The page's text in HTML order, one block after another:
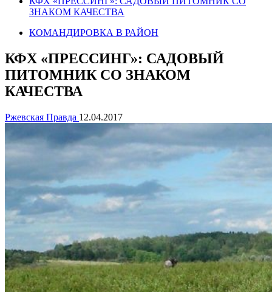
ЗНАКОМ КАЧЕСТВА
КОМАНДИРОВКА В РАЙОН
КФХ «ПРЕССИНГ»: САДОВЫЙ
ПИТОМНИК СО ЗНАКОМ
КАЧЕСТВА
Ржевская Правда 12.04.2017